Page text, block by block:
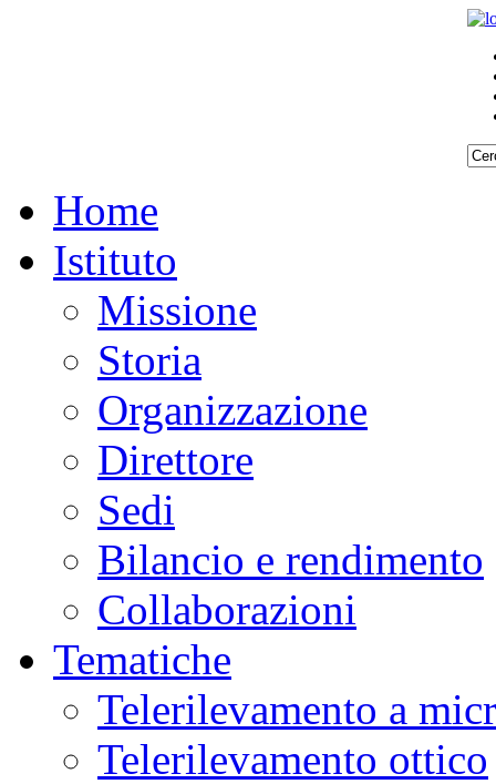
Home
Istituto
Missione
Storia
Organizzazione
Direttore
Sedi
Bilancio e rendimento
Collaborazioni
Tematiche
Telerilevamento a
Telerilevamento ottico